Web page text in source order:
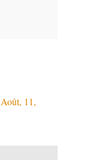
Août, 11,